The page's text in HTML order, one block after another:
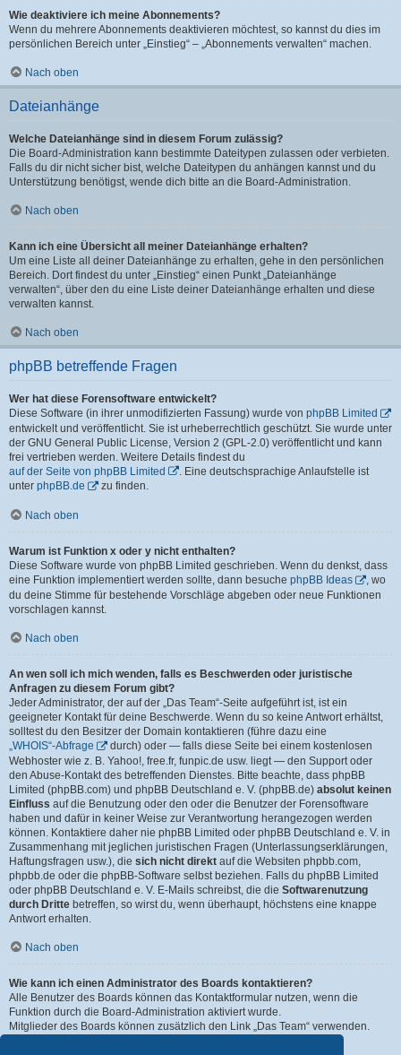
Wie deaktiviere ich meine Abonnements?
Wenn du mehrere Abonnements deaktivieren möchtest, so kannst du dies im
persönlichen Bereich unter „Einstieg“ – „Abonnements verwalten“ machen.
Nach oben
Dateianhänge
Welche Dateianhänge sind in diesem Forum zulässig?
Die Board-Administration kann bestimmte Dateitypen zulassen oder verbieten.
Falls du dir nicht sicher bist, welche Dateitypen du anhängen kannst und du
Unterstützung benötigst, wende dich bitte an die Board-Administration.
Nach oben
Kann ich eine Übersicht all meiner Dateianhänge erhalten?
Um eine Liste all deiner Dateianhänge zu erhalten, gehe in den persönlichen
Bereich. Dort findest du unter „Einstieg“ einen Punkt „Dateianhänge
verwalten“, über den du eine Liste deiner Dateianhänge erhalten und diese
verwalten kannst.
Nach oben
phpBB betreffende Fragen
Wer hat diese Forensoftware entwickelt?
Diese Software (in ihrer unmodifizierten Fassung) wurde von phpBB Limited
entwickelt und veröffentlicht. Sie ist urheberrechtlich geschützt. Sie wurde unter
der GNU General Public License, Version 2 (GPL-2.0) veröffentlicht und kann
frei vertrieben werden. Weitere Details findest du
auf der Seite von phpBB Limited
. Eine deutschsprachige Anlaufstelle ist
unter phpBB.de zu finden.
Nach oben
Warum ist Funktion x oder y nicht enthalten?
Diese Software wurde von phpBB Limited geschrieben. Wenn du denkst, dass
eine Funktion implementiert werden sollte, dann besuche phpBB Ideas
, wo
du deine Stimme für bestehende Vorschläge abgeben oder neue Funktionen
vorschlagen kannst.
Nach oben
An wen soll ich mich wenden, falls es Beschwerden oder juristische
Anfragen zu diesem Forum gibt?
Jeder Administrator, der auf der „Das Team“-Seite aufgeführt ist, ist ein
geeigneter Kontakt für deine Beschwerde. Wenn du so keine Antwort erhältst,
solltest du den Besitzer der Domain kontaktieren (führe dazu eine
„WHOIS“-Abfrage
durch) oder — falls diese Seite bei einem kostenlosen
Webhoster wie z. B. Yahoo!, free.fr, funpic.de usw. liegt — den Support oder
den Abuse-Kontakt des betreffenden Dienstes. Bitte beachte, dass phpBB
Limited (phpBB.com) und phpBB Deutschland e. V. (phpBB.de) absolut keinen
Einfluss auf die Benutzung oder den oder die Benutzer der Forensoftware
haben und dafür in keiner Weise zur Verantwortung herangezogen werden
können. Kontaktiere daher nie phpBB Limited oder phpBB Deutschland e. V. in
Zusammenhang mit jeglichen juristischen Fragen (Unterlassungserklärungen,
Haftungsfragen usw.), die sich nicht direkt auf die Websiten phpbb.com,
phpbb.de oder die phpBB-Software selbst beziehen. Falls du phpBB Limited
oder phpBB Deutschland e. V. E-Mails schreibst, die die Softwarenutzung
durch Dritte betreffen, so wirst du, wenn überhaupt, höchstens eine knappe
Antwort erhalten.
Nach oben
Wie kann ich einen Administrator des Boards kontaktieren?
Alle Benutzer des Boards können das Kontaktformular nutzen, wenn die
Funktion durch die Board-Administration aktiviert wurde.
Mitglieder des Boards können zusätzlich den Link „Das Team“ verwenden.